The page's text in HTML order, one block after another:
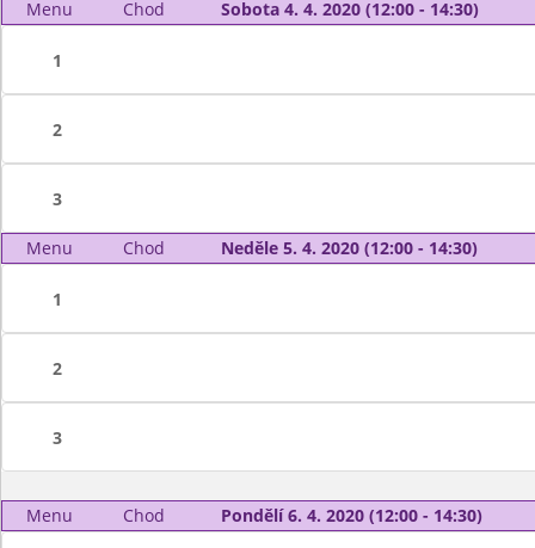
Menu Chod Sobota 4. 4. 2020 (12:00 - 14:30)
1
2
3
Menu Chod Neděle 5. 4. 2020 (12:00 - 14:30)
1
2
3
Menu Chod Pondělí 6. 4. 2020 (12:00 - 14:30)